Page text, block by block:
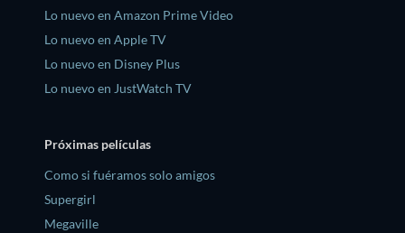
Lo nuevo en Amazon Prime Video
Lo nuevo en Apple TV
Lo nuevo en Disney Plus
Lo nuevo en JustWatch TV
Próximas películas
Como si fuéramos solo amigos
Supergirl
Megaville